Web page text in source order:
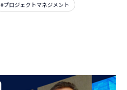
#プロジェクトマネジメント